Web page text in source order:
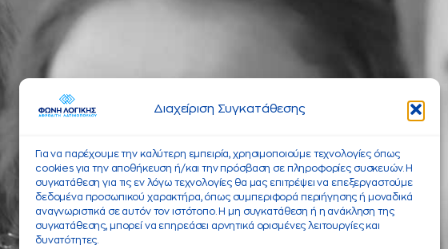
Διαχείριση Συγκατάθεσης
Για να παρέχουμε την καλύτερη εμπειρία, χρησιμοποιούμε τεχνολογίες όπως
cookies για την αποθήκευση ή/και την πρόσβαση σε πληροφορίες συσκευών. Η
συγκατάθεση για τις εν λόγω τεχνολογίες θα μας επιτρέψει να επεξεργαστούμε
δεδομένα προσωπικού χαρακτήρα, όπως συμπεριφορά περιήγησης ή μοναδικά
αναγνωριστικά σε αυτόν τον ιστότοπο. Η μη συγκατάθεση ή η ανάκληση της
συγκατάθεσης, μπορεί να επηρεάσει αρνητικά ορισμένες λειτουργίες και
δυνατότητες.